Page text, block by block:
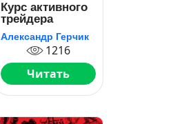
Курс активного
трейдера
Александр Герчик
1216
Читать